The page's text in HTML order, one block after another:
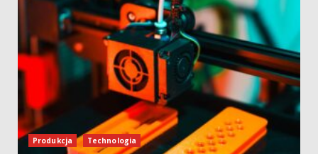
Produkcja Technologia